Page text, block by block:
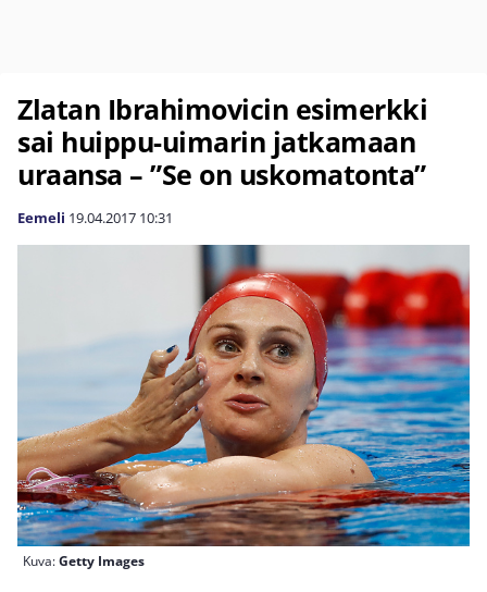
Zlatan Ibrahimovicin esimerkki
sai huippu-uimarin jatkamaan
uraansa – ”Se on uskomatonta”
Eemeli 19.04.2017 10:31
Kuva:Getty Images